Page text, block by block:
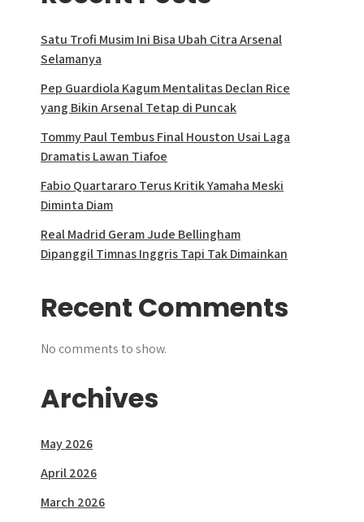
Satu Trofi Musim Ini Bisa Ubah Citra Arsenal
Selamanya
Pep Guardiola Kagum Mentalitas Declan Rice
yang Bikin Arsenal Tetap di Puncak
Tommy Paul Tembus Final Houston Usai Laga
Dramatis Lawan Tiafoe
Fabio Quartararo Terus Kritik Yamaha Meski
Diminta Diam
Real Madrid Geram Jude Bellingham
Dipanggil Timnas Inggris Tapi Tak Dimainkan
Recent Comments
No comments to show.
Archives
May 2026
April 2026
March 2026